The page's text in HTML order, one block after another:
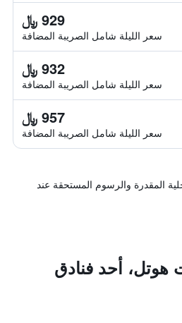
929 ﷼
سعر الليلة شامل الصريبة المضافة
932 ﷼
سعر الليلة شامل الصريبة المضافة
957 ﷼
سعر الليلة شامل الصريبة المضافة
المقدرة والرسوم المستحقة عند
هوتل، أحد فنادق